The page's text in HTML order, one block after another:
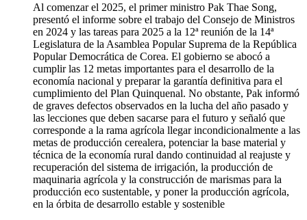
Al comenzar el 2025, el primer ministro Pak Thae Song,
presentó el informe sobre el trabajo del Consejo de Ministros
en 2024 y las tareas para 2025 a la 12ª reunión de la 14ª
Legislatura de la Asamblea Popular Suprema de la República
Popular Democrática de Corea. El gobierno se abocó a
cumplir las 12 metas importantes para el desarrollo de la
economía nacional y preparar la garantía definitiva para el
cumplimiento del Plan Quinquenal. No obstante, Pak informó
de graves defectos observados en la lucha del año pasado y
las lecciones que deben sacarse para el futuro y señaló que
corresponde a la rama agrícola llegar incondicionalmente a las
metas de producción cerealera, potenciar la base material y
técnica de la economía rural dando continuidad al reajuste y
recuperación del sistema de irrigación, la producción de
maquinaria agrícola y la construcción de marismas para la
producción eco sustentable, y poner la producción agrícola,
en la órbita de desarrollo estable y sostenible